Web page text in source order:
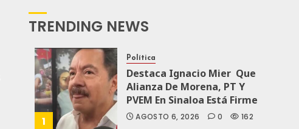
TRENDING NEWS
1
Política
Destaca Ignacio Mier Que
Alianza De Morena, PT Y
PVEM En Sinaloa Está Firme
AGOSTO 6, 2026 0 162